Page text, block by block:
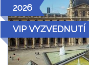
2026
VIP VYZVEDNUTÍ